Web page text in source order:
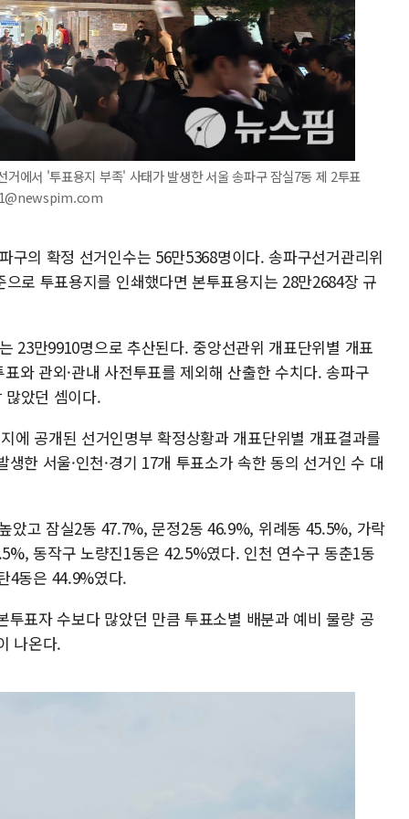
에서 '투표용지 부족' 사태가 발생한 서울 송파구 잠실7동 제 2투표
구의 확정 선거인수는 56만5368명이다. 송파구선거관리위
로 투표용지를 인쇄했다면 본투표용지는 28만2684장 규
23만9910명으로 추산된다. 중앙선관위 개표단위별 개표
와 관외·관내 사전투표를 제외해 산출한 수치다. 송파구
았던 셈이다.
에 공개된 선거인명부 확정상황과 개표단위별 개표결과를
한 서울·인천·경기 17개 투표소가 속한 동의 선거인 수 대
았고 잠실2동 47.7%, 문정2동 46.9%, 위례동 45.5%, 가락
동작구 노량진1동은 42.5%였다. 인천 연수구 동춘1동
4동은 44.9%였다.
표자 수보다 많았던 만큼 투표소별 배분과 예비 물량 공
나온다.